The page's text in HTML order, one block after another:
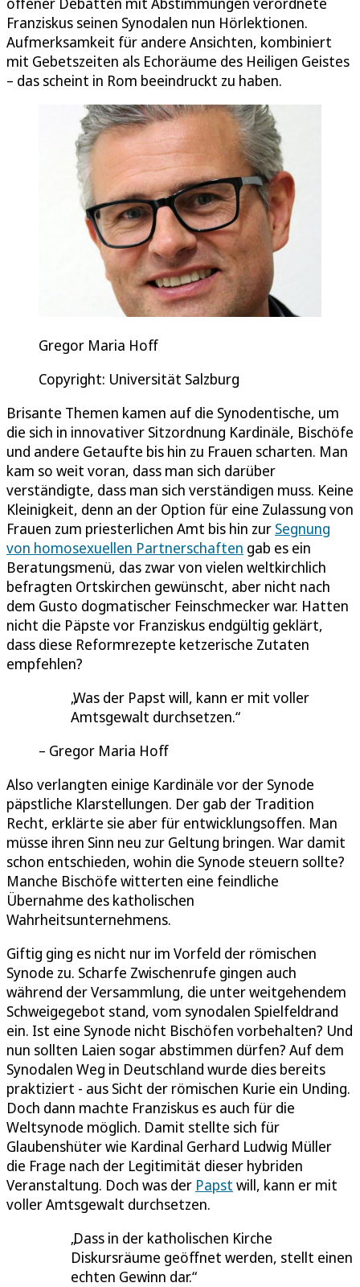
Franziskus seinen Synodalen nun Hörlektionen.
Aufmerksamkeit für andere Ansichten, kombiniert
mit Gebetszeiten als Echoräume des Heiligen Geistes
– das scheint in Rom beeindruckt zu haben.
Gregor Maria Hoff
Copyright: Universität Salzburg
Brisante Themen kamen auf die Synodentische, um
die sich in innovativer Sitzordnung Kardinäle, Bischöfe
und andere Getaufte bis hin zu Frauen scharten. Man
kam so weit voran, dass man sich darüber
verständigte, dass man sich verständigen muss. Keine
Kleinigkeit, denn an der Option für eine Zulassung von
Frauen zum priesterlichen Amt bis hin zur Segnung
von homosexuellen Partnerschaften gab es ein
Beratungsmenü, das zwar von vielen weltkirchlich
befragten Ortskirchen gewünscht, aber nicht nach
dem Gusto dogmatischer Feinschmecker war. Hatten
nicht die Päpste vor Franziskus endgültig geklärt,
dass diese Reformrezepte ketzerische Zutaten
empfehlen?
Was der Papst will, kann er mit voller
Amtsgewalt durchsetzen.
Gregor Maria Hoff
Also verlangten einige Kardinäle vor der Synode
päpstliche Klarstellungen. Der gab der Tradition
Recht, erklärte sie aber für entwicklungsoffen. Man
müsse ihren Sinn neu zur Geltung bringen. War damit
schon entschieden, wohin die Synode steuern sollte?
Manche Bischöfe witterten eine feindliche
Übernahme des katholischen
Wahrheitsunternehmens.
Giftig ging es nicht nur im Vorfeld der römischen
Synode zu. Scharfe Zwischenrufe gingen auch
während der Versammlung, die unter weitgehendem
Schweigegebot stand, vom synodalen Spielfeldrand
ein. Ist eine Synode nicht Bischöfen vorbehalten? Und
nun sollten Laien sogar abstimmen dürfen? Auf dem
Synodalen Weg in Deutschland wurde dies bereits
praktiziert - aus Sicht der römischen Kurie ein Unding.
Doch dann machte Franziskus es auch für die
Weltsynode möglich. Damit stellte sich für
Glaubenshüter wie Kardinal Gerhard Ludwig Müller
die Frage nach der Legitimität dieser hybriden
Veranstaltung. Doch was der Papst will, kann er mit
voller Amtsgewalt durchsetzen.
Dass in der katholischen Kirche
Diskursräume geöffnet werden, stellt einen
echten Gewinn dar.